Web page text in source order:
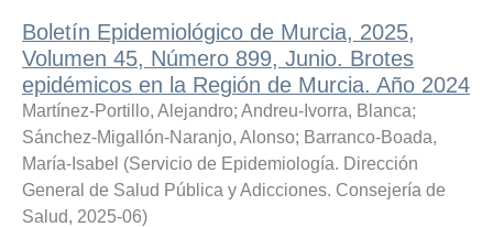
Boletín Epidemiológico de Murcia, 2025,
Volumen 45, Número 899, Junio. Brotes
epidémicos en la Región de Murcia. Año 2024
Martínez-Portillo, Alejandro; Andreu-Ivorra, Blanca;
Sánchez-Migallón-Naranjo, Alonso; Barranco-Boada,
María-Isabel (Servicio de Epidemiología. Dirección
General de Salud Pública y Adicciones. Consejería de
Salud, 2025-06)